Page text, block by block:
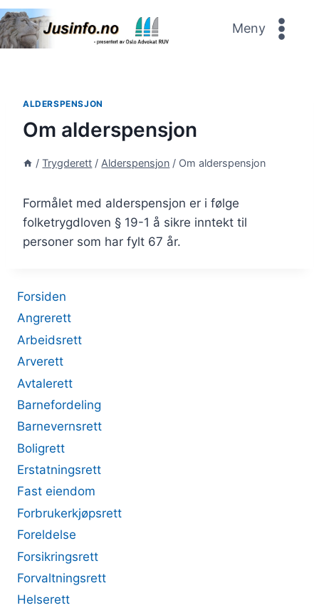
Skip
to
content
Meny
ALDERSPENSJON
Om alderspensjon
/ Trygderett / Alderspensjon / Om alderspensjon
Formålet med alderspensjon er i følge
folketrygdloven § 19-1 å sikre inntekt til
personer som har fylt 67 år.
Forsiden
Angrerett
Arbeidsrett
Arverett
Avtalerett
Barnefordeling
Barnevernsrett
Boligrett
Erstatningsrett
Fast eiendom
Forbrukerkjøpsrett
Foreldelse
Forsikringsrett
Forvaltningsrett
Helserett